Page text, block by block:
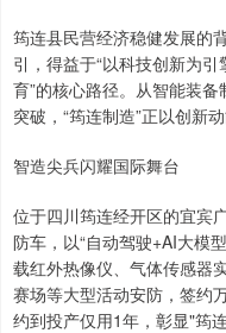
筠连县民营经济稳健发展的
引，得益于“以科技创新为
育”的核心路径。从智能装
突破，“筠连制造”正以创新
智造尖兵闪耀国际舞台
位于四川筠连经开区的宜宾
防车，以“自动驾驶+AI大模
载红外热像仪、气体传感器
赛场等大型活动安防，签约
约到投产仅用1年，彰显"筠